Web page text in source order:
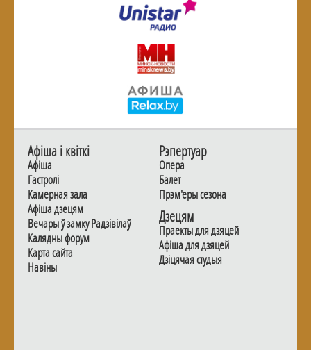
Афiша i квiткi
Афiша
Гастролi
Камерная зала
Афiша дзецям
Вечары ў замку Радзiвiлаў
Калядны форум
Карта сайта
Навiны
Рэпертуар
Опера
Балет
Прэм'еры сезона
Дзецям
Праекты для дзяцей
Афiша для дзяцей
Дзiцячая студыя